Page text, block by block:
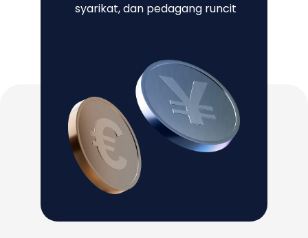
syarikat, dan pedagang runcit